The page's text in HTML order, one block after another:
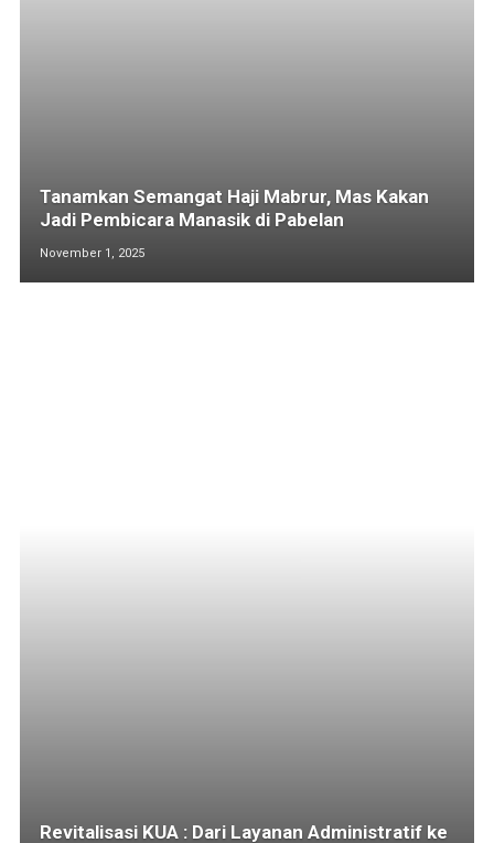
Tanamkan Semangat Haji Mabrur, Mas Kakan
Jadi Pembicara Manasik di Pabelan
November 1, 2025
Revitalisasi KUA : Dari Layanan Administratif ke